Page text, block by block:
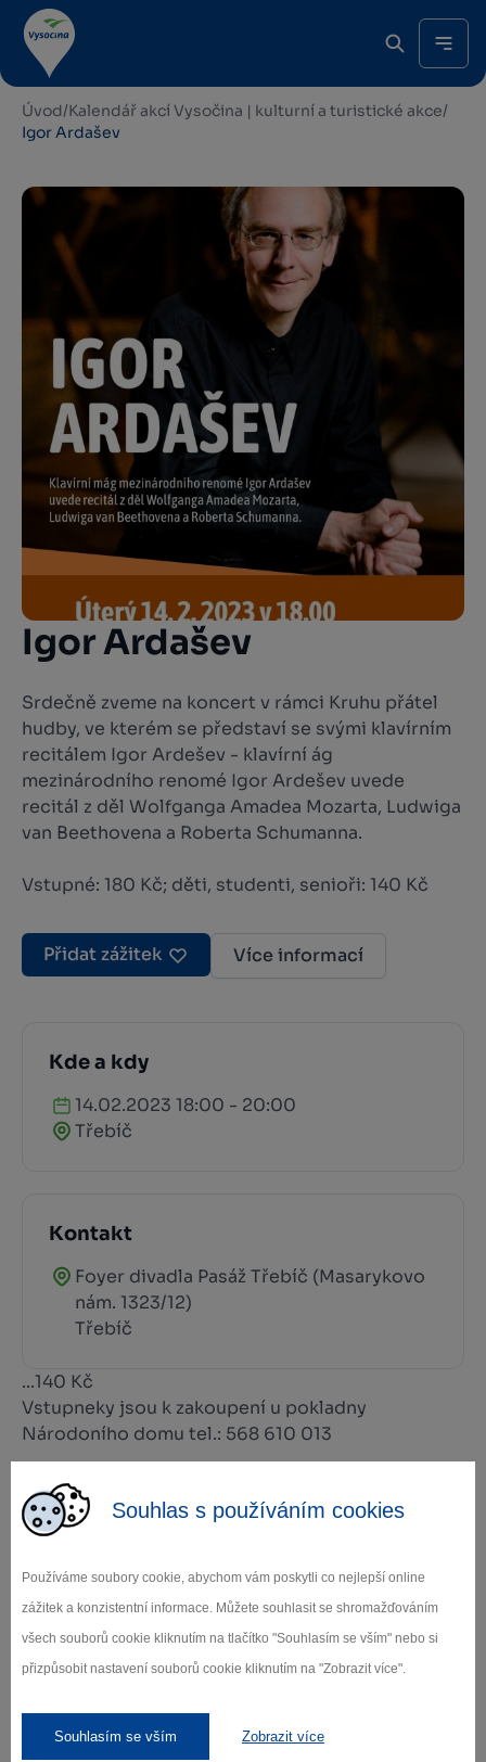
Souhlas s používáním cookies
Používáme soubory cookie, abychom vám poskytli co nejlepší online
zážitek a konzistentní informace. Můžete souhlasit se shromažďováním
všech souborů cookie kliknutím na tlačítko "Souhlasím se vším" nebo si
přizpůsobit nastavení souborů cookie kliknutím na "Zobrazit více".
Souhlasím se vším Zobrazit více
Úvod/Kalendář akcí Vysočina | kulturní a turistické akce/
Igor Ardašev
Igor Ardašev
Srdečně zveme na koncert v rámci Kruhu přátel
hudby, ve kterém se představí se svými klavírním
recitálem Igor Ardešev - klavírní ág
mezinárodního renomé Igor Ardešev uvede
recitál z děl Wolfganga Amadea Mozarta, Ludwiga
van Beethovena a Roberta Schumanna.
Vstupné: 180 Kč; děti, studenti, senioři: 140 Kč
Přidat zážitek Více informací
Kde a kdy
14.02.2023 18:00 - 20:00
Třebíč
Kontakt
Foyer divadla Pasáž Třebíč (Masarykovo
nám. 1323/12)
Třebíč
...140 Kč
Vstupneky jsou k zakoupení u pokladny
Národoního domu tel.: 568 610 013
Zamilujte si Vysočinu
Přihlaste se k odběru našeho newsletteru
o novinkách.